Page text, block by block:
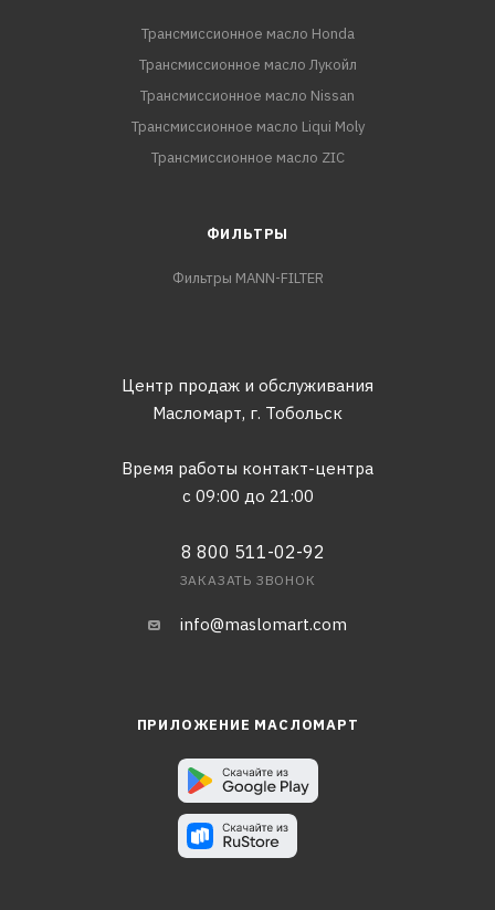
Трансмиссионное масло Honda
Трансмиссионное масло Лукойл
Трансмиссионное масло Nissan
Трансмиссионное масло Liqui Moly
Трансмиссионное масло ZIC
ФИЛЬТРЫ
Фильтры MANN-FILTER
Центр продаж и обслуживания
Масломарт, г. Тобольск
Время работы контакт-центра
с 09:00 до 21:00
8 800 511-02-92
ЗАКАЗАТЬ ЗВОНОК
info@maslomart.com
ПРИЛОЖЕНИЕ МАСЛОМАРТ